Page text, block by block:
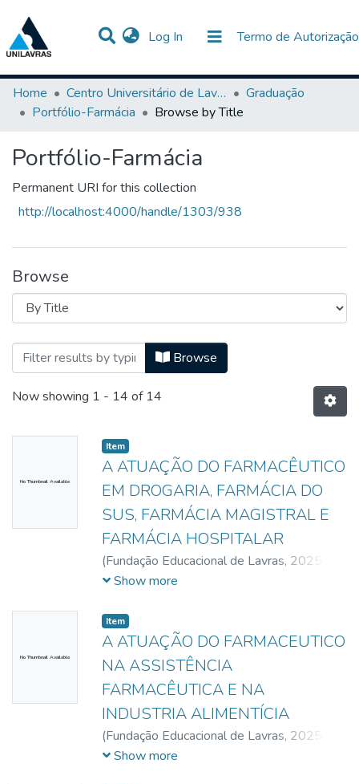
Log In (current) Termo de Autorização
Communities & Collections
All of DSpace
Home
Centro Universitário de Lavras-UNILAVRAS
Graduação
Portfólio-Farmácia
Browse by Title
Portfólio-Farmácia
Permanent URI for this collection
http://localhost:4000/handle/1303/938
Browse
Browsing Portfólio-Farmácia by Title
Browse
Now showing 1 - 14 of 14
No Thumbnail Available
Item
A ATUAÇÃO DO FARMACÊUTICO
EM DROGARIA, FARMÁCIA DO
SUS, FARMÁCIA MAGISTRAL E
FARMÁCIA HOSPITALAR
(Fundação Educacional de Lavras, 2025-
06-06)Silva, Amanda Sthefany
Bertolucci
Show more
No Thumbnail Available
Item
A ATUAÇÃO DO FARMACEUTICO
NA ASSISTÊNCIA
FARMACÊUTICA E NA
INDUSTRIA ALIMENTÍCIA
(Fundação Educacional de Lavras, 2025-
06-06)Santos, Brenda Correa
Show more